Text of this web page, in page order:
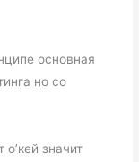
основная
но со
значит